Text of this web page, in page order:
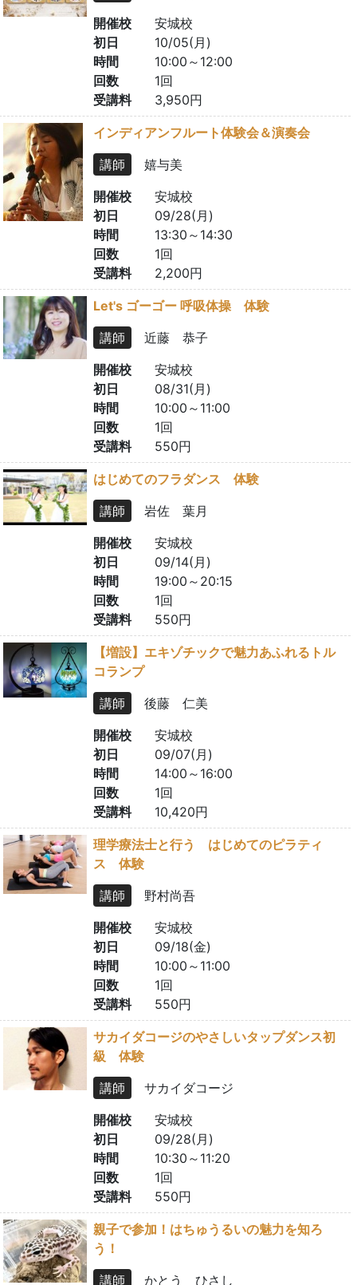
開催校
安城校
初日
10/05(月)
時間
10:00～12:00
回数
1回
受講料
3,950円
インディアンフルート体験会＆演奏会
講師
嬉与美
開催校
安城校
初日
09/28(月)
時間
13:30～14:30
回数
1回
受講料
2,200円
Let's ゴーゴー 呼吸体操 体験
講師
近藤 恭子
開催校
安城校
初日
08/31(月)
時間
10:00～11:00
回数
1回
受講料
550円
はじめてのフラダンス 体験
講師
岩佐 葉月
開催校
安城校
初日
09/14(月)
時間
19:00～20:15
回数
1回
受講料
550円
【増設】エキゾチックで魅力あふれるトル
コランプ
講師
後藤 仁美
開催校
安城校
初日
09/07(月)
時間
14:00～16:00
回数
1回
受講料
10,420円
理学療法士と行う はじめてのピラティ
ス 体験
講師
野村尚吾
開催校
安城校
初日
09/18(金)
時間
10:00～11:00
回数
1回
受講料
550円
サカイダコージのやさしいタップダンス初
級 体験
講師
サカイダコージ
開催校
安城校
初日
09/28(月)
時間
10:30～11:20
回数
1回
受講料
550円
親子で参加！はちゅうるいの魅力を知ろ
う！
講師
かとう ひさし